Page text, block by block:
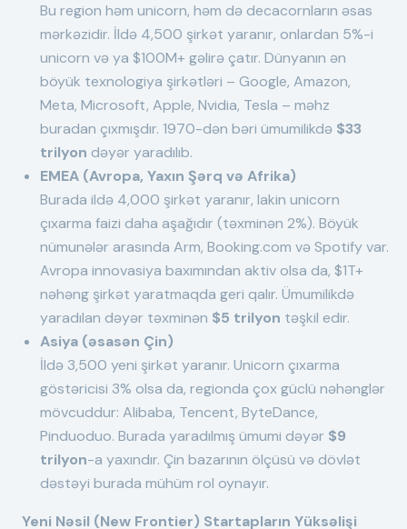
Bu region həm unicorn, həm də decacornların əsas
mərkəzidir. İldə 4,500 şirkət yaranır, onlardan 5%-i
unicorn və ya $100M+ gəlirə çatır. Dünyanın ən
böyük texnologiya şirkətləri – Google, Amazon,
Meta, Microsoft, Apple, Nvidia, Tesla – məhz
buradan çıxmışdır. 1970-dən bəri ümumilikdə $33
trilyon dəyər yaradılıb.
EMEA (Avropa, Yaxın Şərq və Afrika)
Burada ildə 4,000 şirkət yaranır, lakin unicorn
çıxarma faizi daha aşağıdır (təxminən 2%). Böyük
nümunələr arasında Arm, Booking.com və Spotify var.
Avropa innovasiya baxımından aktiv olsa da, $1T+
nəhəng şirkət yaratmaqda geri qalır. Ümumilikdə
yaradılan dəyər təxminən $5 trilyon təşkil edir.
Asiya (əsasən Çin)
İldə 3,500 yeni şirkət yaranır. Unicorn çıxarma
göstəricisi 3% olsa da, regionda çox güclü nəhənglər
mövcuddur: Alibaba, Tencent, ByteDance,
Pinduoduo. Burada yaradılmış ümumi dəyər $9
trilyon-a yaxındır. Çin bazarının ölçüsü və dövlət
dəstəyi burada mühüm rol oynayır.
Yeni Nəsil (New Frontier) Startapların Yüksəlişi